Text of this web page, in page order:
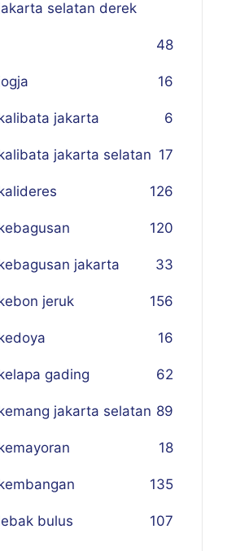
selatan derek
48
16
jakarta 6
jakarta selatan 17
126
120
jakarta 33
jeruk 156
16
gading 62
jakarta selatan 89
18
135
bulus 107